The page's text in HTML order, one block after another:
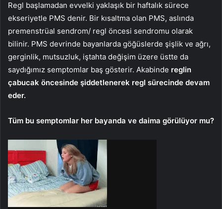
Regl başlamadan evvelki yaklaşık bir haftalık sürece
ekseriyetle PMS denir. Bir kısaltma olan PMS, aslında
premenstrüal sendrom/ regl öncesi sendromu olarak
bilinir. PMS devrinde bayanlarda göğüslerde şişlik ve ağrı,
gerginlik, mutsuzluk, iştahta değişim üzere üstte da
saydığımız semptomlar baş gösterir. Akabinde reglin
çabucak öncesinde şiddetlenerek regl sürecinde devam
eder.
Tüm bu semptomlar her bayanda ve daima görülüyor mu?